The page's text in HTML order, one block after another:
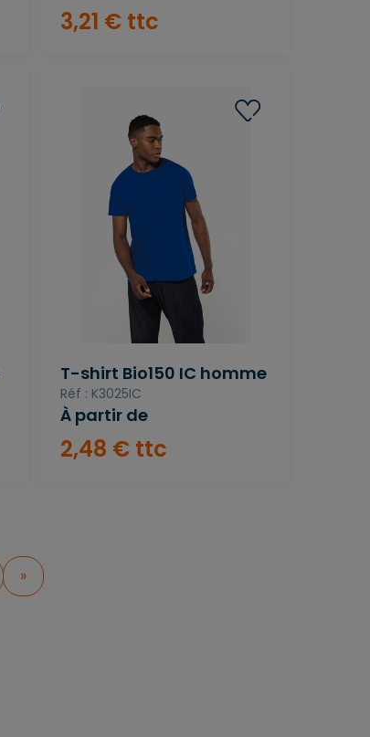
3,21 € ttc
T-shirt Bio150 IC homme
Réf : K3025IC
À partir de
2,48 € ttc
»